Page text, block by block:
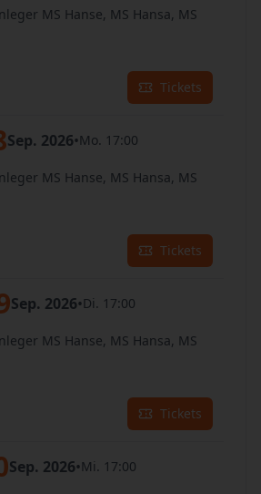
MS Hanse, MS Hansa, MS
Tickets
Sep. 2026•Mo. 17:00
MS Hanse, MS Hansa, MS
Tickets
Sep. 2026•Di. 17:00
MS Hanse, MS Hansa, MS
Tickets
Sep. 2026•Mi. 17:00